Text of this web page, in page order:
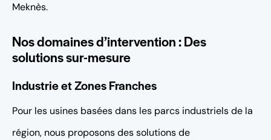
Meknès.
Nos domaines d’intervention : Des
solutions sur-mesure
Industrie et Zones Franches
Pour les usines basées dans les parcs industriels de la
région, nous proposons des solutions de